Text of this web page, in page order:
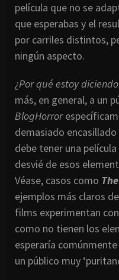
película que no se
que esperabas y el
por carriles distintos,
ningún aspecto.
¿Por qué estoy
más, en general, a un
BlogHorror
demasiado
debe tener una
desvié de esos
Véase, casos como
ejemplos más claros
films experimentan
como no tienen los
esperaría
un público muy